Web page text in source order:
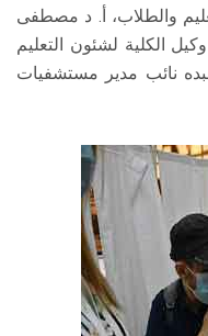
والطلاب، أ. د مصطفى
الكلية لشئون التعليم
نائب مدير مستشفيات